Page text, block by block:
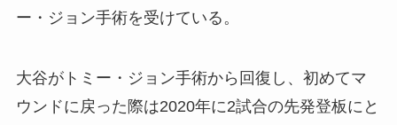
ー・ジョン手術を受けている。
大谷がトミー・ジョン手術から回復し、初めてマ
ウンドに戻った際は2020年に2試合の先発登板にと